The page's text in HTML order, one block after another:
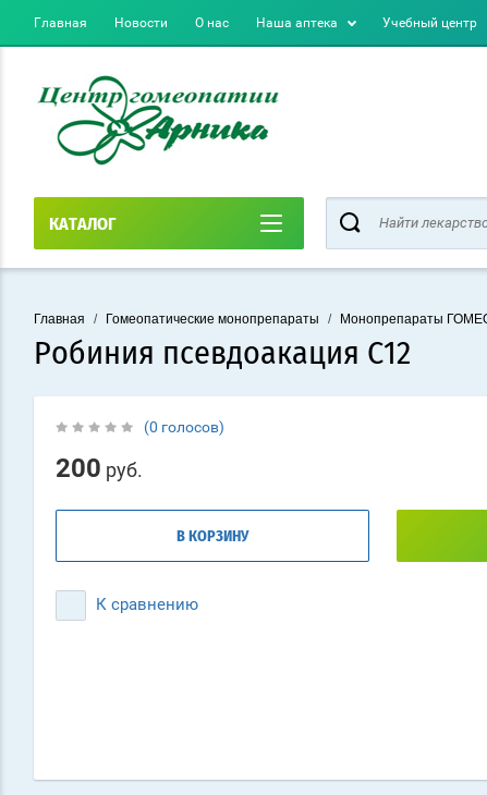
Главная Новости О нас Наша аптека Учебный центр
КАТАЛОГ
Главная / Гомеопатические монопрепараты / Монопрепараты
Робиния псевдоакация С12
(0 голосов)
200 руб.
В КОРЗИНУ
К сравнению